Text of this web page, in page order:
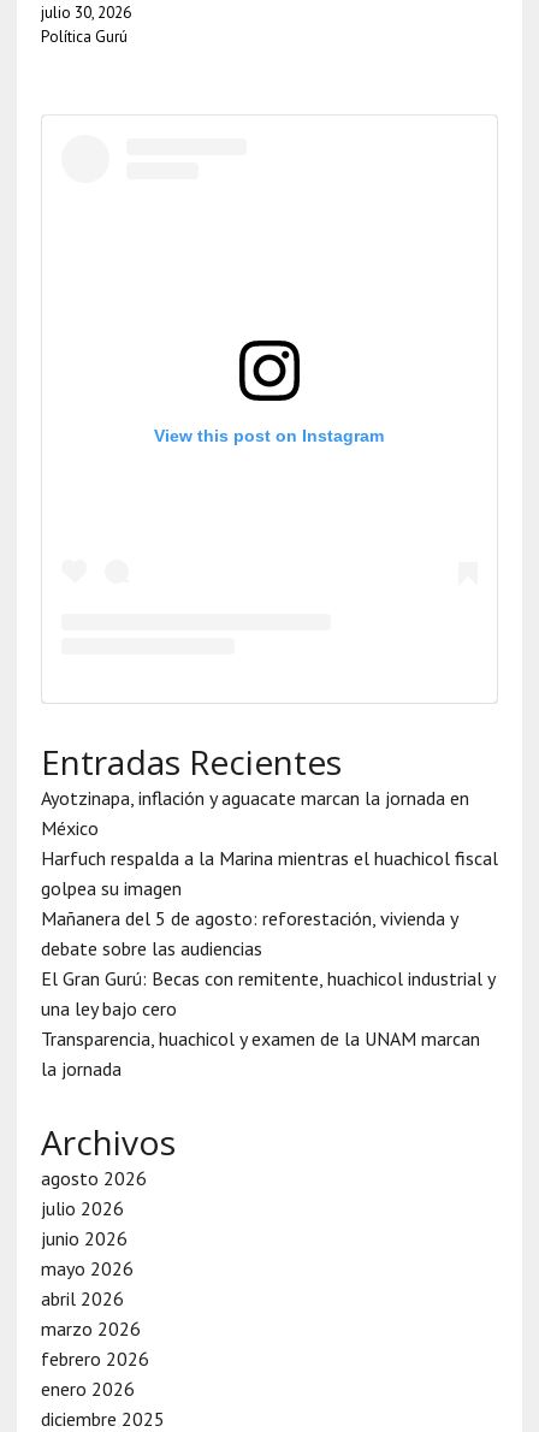
julio 30, 2026
Política Gurú
View this post on Instagram
Entradas Recientes
Ayotzinapa, inflación y aguacate marcan la jornada en
México
Harfuch respalda a la Marina mientras el huachicol fiscal
golpea su imagen
Mañanera del 5 de agosto: reforestación, vivienda y
debate sobre las audiencias
El Gran Gurú: Becas con remitente, huachicol industrial y
una ley bajo cero
Transparencia, huachicol y examen de la UNAM marcan
la jornada
Archivos
agosto 2026
julio 2026
junio 2026
mayo 2026
abril 2026
marzo 2026
febrero 2026
enero 2026
diciembre 2025